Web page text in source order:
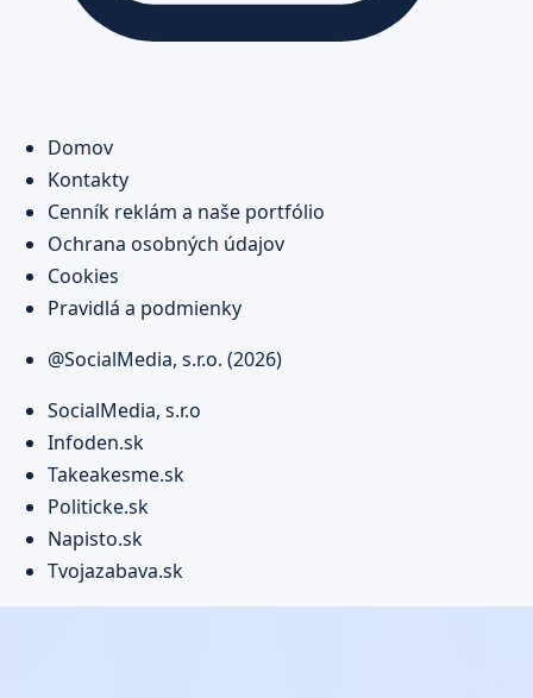
Domov
Kontakty
Cenník reklám a naše portfólio
Ochrana osobných údajov
Cookies
Pravidlá a podmienky
@SocialMedia, s.r.o. (2026)
SocialMedia, s.r.o
Infoden.sk
Takeakesme.sk
Politicke.sk
Napisto.sk
Tvojazabava.sk